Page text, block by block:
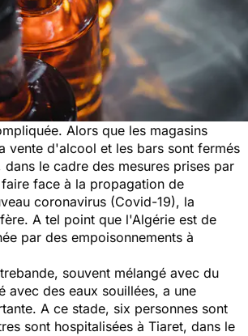
Alors que les magasins
vente d'alcool et les bars sont fermés
dans le cadre des mesures prises par
face à la propagation de
coronavirus (Covid-19), la
A tel point que l'Algérie est de
par des empoisonnements à
souvent mélangé avec du
avec des eaux souillées, a une
A ce stade, six personnes sont
sont hospitalisées à Tiaret, dans le